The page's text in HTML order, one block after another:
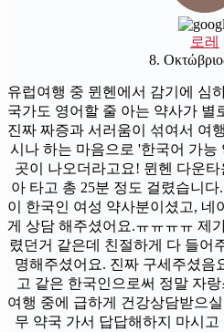
로레
8.
유럽여행 중 뮌헨에서 감기에 심
국가도 영어할 줄 아는 약사가 별
진짜 짜증과 서러움이 섞여서 여
시나 하는 마음으로 '한국어 가
곳이 나오더라고요! 뮌헨 다운
아 타고 총 25분 정도 걸렸습니
이 한국인 여성 약사분이셨고, 네
게 상담 해주셨어요.ㅠㅠㅠㅠ 제
렸던거 같은데 친절하게 다 들어
명해주셨어요. 진짜 구세주셨음
고 같은 한국인으로써 정말 자
여행 중에 급하게 건강상담받으
무 약국 가서 답답해하지 마시